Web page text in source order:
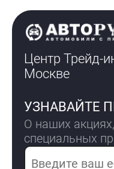
Центр Трейд-
Москве
УЗНАВАЙТЕ
О наших
специальных